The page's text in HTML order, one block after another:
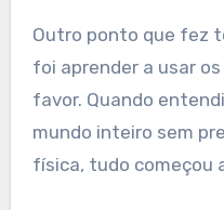
Outro ponto que fez
foi aprender a usar
favor. Quando
mundo inteiro sem
física, tudo começou